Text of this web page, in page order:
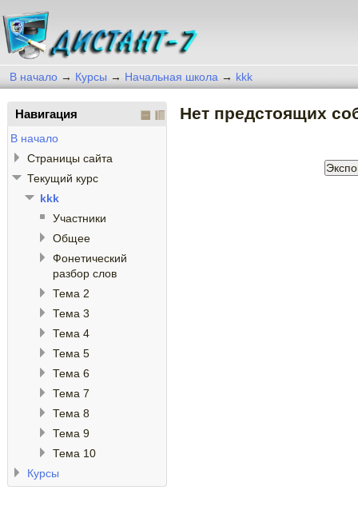
В начало → Курсы → Начальная школа → kkk
Нет предстоящих
Навигация
В начало
Страницы сайта
Текущий курс
kkk
Участники
Общее
Фонетический
разбор слов
Тема 2
Тема 3
Тема 4
Тема 5
Тема 6
Тема 7
Тема 8
Тема 9
Тема 10
Курсы